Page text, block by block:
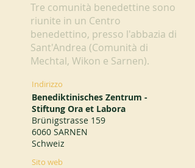
Tre comunità benedettine sono
riunite in un Centro
benedettino, presso l'abbazia di
Sant'Andrea (Comunità di
Mechtal, Wikon e Sarnen).
Indirizzo
Benediktinisches Zentrum -
Stiftung Ora et Labora
Brünigstrasse 159
6060 SARNEN
Schweiz
Sito web